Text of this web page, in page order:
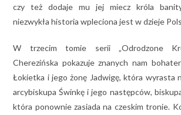
czy też dodaje mu jej miecz króla
niezwykła historia wpleciona jest w dzieje
W trzecim tomie serii „Odrodzone
Cherezińska pokazuje znanych nam
Łokietka i jego żonę Jadwigę, która wyrasta
arcybiskupa Świnkę i jego następców,
która ponownie zasiada na czeskim tronie.